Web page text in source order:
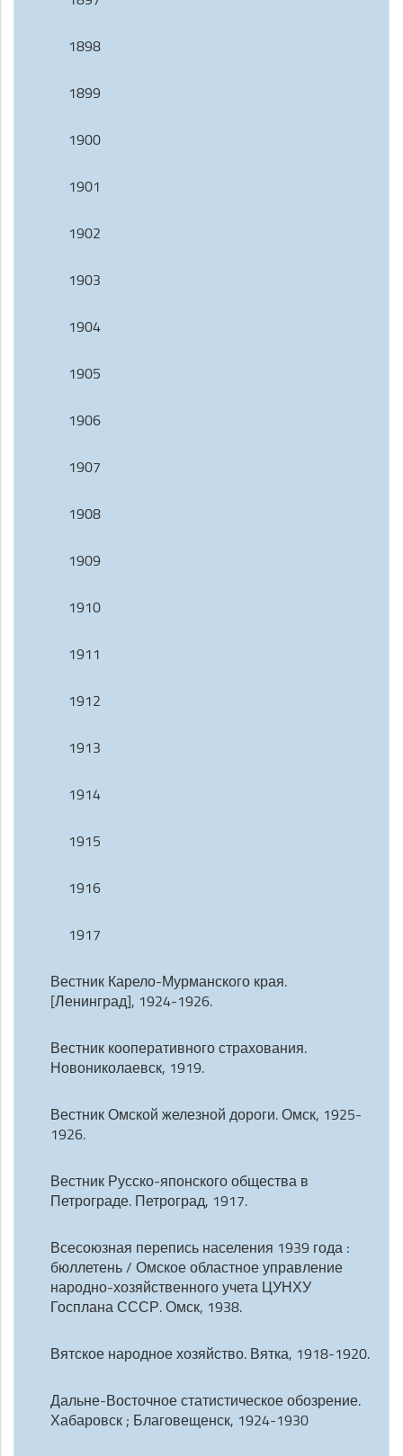
1898
1899
1900
1901
1902
1903
1904
1905
1906
1907
1908
1909
1910
1911
1912
1913
1914
1915
1916
1917
Вестник Карело-Мурманского края.
[Ленинград], 1924-1926.
Вестник кооперативного страхования.
Новониколаевск, 1919.
Вестник Омской железной дороги. Омск, 1925-
1926.
Вестник Русско-японского общества в
Петрограде. Петроград, 1917.
Всесоюзная перепись населения 1939 года :
бюллетень / Омское областное управление
народно-хозяйственного учета ЦУНХУ
Госплана СССР. Омск, 1938.
Вятское народное хозяйство. Вятка, 1918-1920.
Дальне-Восточное статистическое обозрение.
Хабаровск ; Благовещенск, 1924-1930